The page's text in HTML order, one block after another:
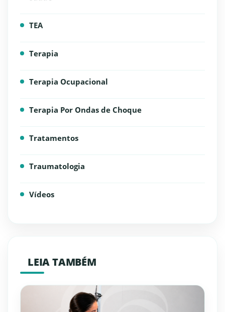
TEA
Terapia
Terapia Ocupacional
Terapia Por Ondas de Choque
Tratamentos
Traumatologia
Vídeos
LEIA TAMBÉM